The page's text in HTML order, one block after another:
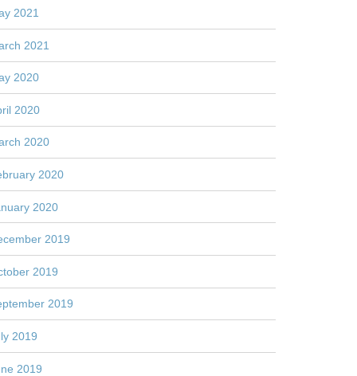
2021
2021
2020
2020
2020
2020
2020
2019
2019
2019
2019
2019